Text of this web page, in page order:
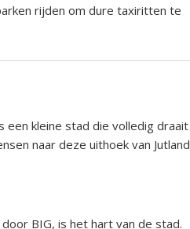
rijden om dure taxiritten te
een kleine stad die volledig draait
naar deze uithoek van Jutland
BIG, is het hart van de stad.